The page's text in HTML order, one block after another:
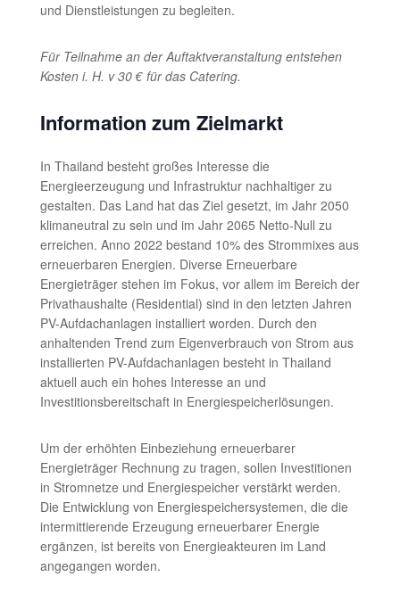
und Dienstleistungen zu begleiten.
Für Teilnahme an der Auftaktveranstaltung entstehen
Kosten i. H. v 30 € für das Catering.
Information zum Zielmarkt
In Thailand besteht großes Interesse die
Energieerzeugung und Infrastruktur nachhaltiger zu
gestalten. Das Land hat das Ziel gesetzt, im Jahr 2050
klimaneutral zu sein und im Jahr 2065 Netto-Null zu
erreichen. Anno 2022 bestand 10% des Strommixes aus
erneuerbaren Energien. Diverse Erneuerbare
Energieträger stehen im Fokus, vor allem im Bereich der
Privathaushalte (Residential) sind in den letzten Jahren
PV-Aufdachanlagen installiert worden. Durch den
anhaltenden Trend zum Eigenverbrauch von Strom aus
installierten PV-Aufdachanlagen besteht in Thailand
aktuell auch ein hohes Interesse an und
Investitionsbereitschaft in Energiespeicherlösungen.
Um der erhöhten Einbeziehung erneuerbarer
Energieträger Rechnung zu tragen, sollen Investitionen
in Stromnetze und Energiespeicher verstärkt werden.
Die Entwicklung von Energiespeichersystemen, die die
intermittierende Erzeugung erneuerbarer Energie
ergänzen, ist bereits von Energieakteuren im Land
angegangen worden.